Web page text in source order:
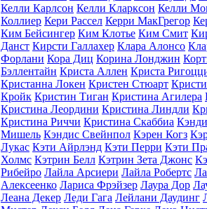
Келли Карлсон Келли Кларксон Келли
Коллиер Кери Рассел Керри МакГрегор
Ким Бейсингер Ким Клотье Ким Смит
Данст Кирсти Галлахер Клара Алонсо
Форлани Кора Диц Корина Лонджин
Бэллентайн Криста Аллен Криста
Кристанна Локен Кристен Стюарт
Кройк Кристин Тиган Кристина Агилера
Кристина Леордини Кристина Линдли
Кристина Риччи Кристина Скаббиа
Мишель Кэндис Свейнпол Кэрен Когз
Лукас Кэти Айрлэнд Кэти Перри Кэти
Холмс Кэтрин Белл Кэтрин Зета Джонс
Рибейро Лайла Арсиери Лайла Робертс
Алексеенко Лариса Фрэйзер Лаура Дор
Леана Декер Леди Гага Лейлани Даудинг